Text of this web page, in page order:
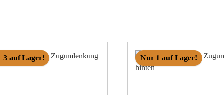
3 auf Lager! Nur 1 auf Lager!